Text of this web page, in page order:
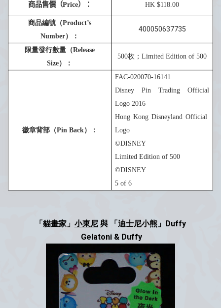
商品售價（Price）： HK $118.00
商品編號（Product’s
Number）：
400050637735
限量發行數量（Release
Size）：
500枚； Limited Edition of 500
徽章背部（Pin Back）：
FAC-020070-16141
Disney Pin Trading Official
Logo 2016
Hong Kong Disneyland Official
Logo
©DISNEY
Limited Edition of500
©DISNEY
5 of 6
「貓畫家」 小東尼 與 「迪士尼小熊」Duffy
Gelatoni & Duffy